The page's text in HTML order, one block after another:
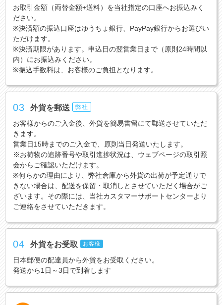
お取引金額（両替金額+送料）を当社指定の口座へお振込みく
ださい。
※決済額の振込口座はゆうちょ銀行、PayPay銀行からお選びい
ただけます。
※決済期限があります。申込日の翌営業日まで（原則24時間以
内）にお振込みください。
※振込手数料は、お客様のご負担となります。
03 外貨を郵送 弊社
お客様からのご入金後、外貨を簡易書留にて郵送させていただ
きます。
営業日15時までのご入金で、原則当日発送いたします。
※お荷物の追跡番号や取引進捗状況は、ウェブページの取引照
会からご確認いただけます。
※何らかの理由により、弊社倉庫から外貨の出荷が予定通りで
きない場合は、配送を保留・取消しとさせていただく場合がご
ざいます。その際には、当社カスタマーサポートセンターより
ご連絡をさせていただきます。
04 外貨をお受取 お客様
日本郵便の配達員から外貨をお受取ください。
発送から1日～3日で到着します